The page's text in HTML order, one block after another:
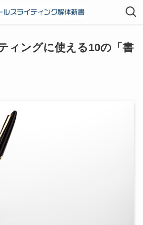
ィングに使える10の「書